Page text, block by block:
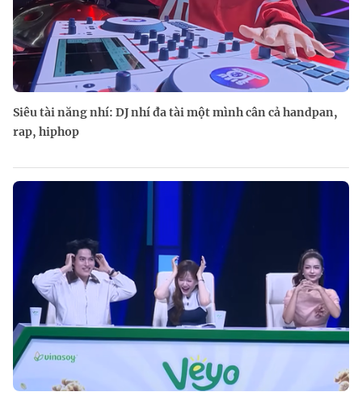
Siêu tài năng nhí: DJ nhí đa tài một mình cân cả handpan,
rap, hiphop